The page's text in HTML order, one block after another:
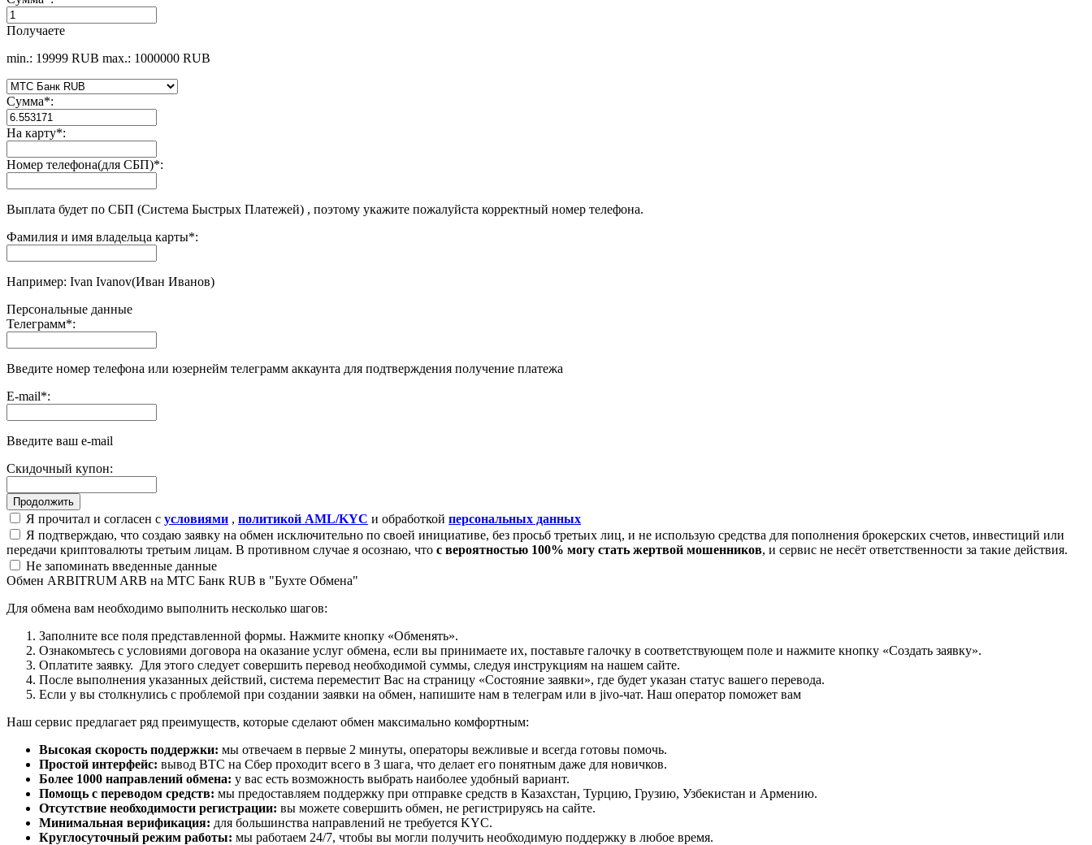
Получаете
min.: 19999 RUB max.: 1000000 RUB
Сумма*:
На карту*:
Номер телефона(для СБП)*:
Выплата будет по СБП (Система Быстрых Платежей) , поэтому укажите пожалуйста корректный номер телефона.
Фамилия и имя владельца карты*:
Например: Ivan Ivanov(Иван Иванов)
Персональные данные
Телеграмм*:
Введите номер телефона или юзернейм телеграмм аккаунта для подтверждения получение платежа
E-mail*:
Введите ваш e-mail
Скидочный купон:
Я прочитал и согласен с условиями , политикой AML/KYC и обработкой персональных данных
Я подтверждаю, что создаю заявку на обмен исключительно по своей инициативе, без просьб третьих лиц, и не использую средства для пополнения брокерских счетов, инвестиций или
передачи криптовалюты третьим лицам. В противном случае я осознаю, что с вероятностью 100% могу стать жертвой мошенников, и сервис не несёт ответственности за такие действия.
Не запоминать введенные данные
Обмен ARBITRUM ARB на МТС Банк RUB в "Бухте Обмена"
Для обмена вам необходимо выполнить несколько шагов:
Заполните все поля представленной формы. Нажмите кнопку «Обменять».
Ознакомьтесь с условиями договора на оказание услуг обмена, если вы принимаете их, поставьте галочку в соответствующем поле и нажмите кнопку «Создать заявку».
Оплатите заявку. Для этого следует совершить перевод необходимой суммы, следуя инструкциям на нашем сайте.
После выполнения указанных действий, система переместит Вас на страницу «Состояние заявки», где будет указан статус вашего перевода.
Если у вы столкнулись с проблемой при создании заявки на обмен, напишите нам в телеграм или в jivo-чат. Наш оператор поможет вам
Наш сервис предлагает ряд преимуществ, которые сделают обмен максимально комфортным:
Высокая скорость поддержки: мы отвечаем в первые 2 минуты, операторы вежливые и всегда готовы помочь.
Простой интерфейс: вывод BTC на Сбер проходит всего в 3 шага, что делает его понятным даже для новичков.
Более 1000 направлений обмена: у вас есть возможность выбрать наиболее удобный вариант.
Помощь с переводом средств: мы предоставляем поддержку при отправке средств в Казахстан, Турцию, Грузию, Узбекистан и Армению.
Отсутствие необходимости регистрации: вы можете совершить обмен, не регистрируясь на сайте.
Минимальная верификация: для большинства направлений не требуется KYC.
Круглосуточный режим работы: мы работаем 24/7, чтобы вы могли получить необходимую поддержку в любое время.